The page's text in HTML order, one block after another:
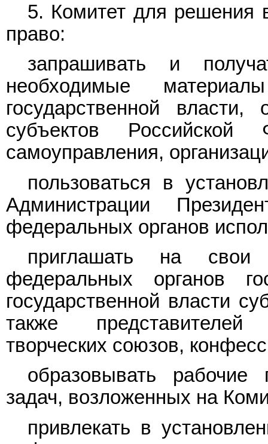
5. Комитет для решения
право:
запрашивать и
необходимые
государственной власти,
субъектов Российской
самоуправления,
пользоваться в
Администрации
федеральных органов
приглашать на свои
федеральных органов
государственной власти
также
творческих союзов,
образовывать
задач, возложенных на
привлекать в